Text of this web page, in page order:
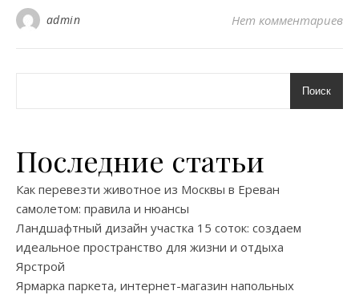
admin Нет комментариев
Поиск
Последние статьи
Как перевезти животное из Москвы в Ереван
самолетом: правила и нюансы
Ландшафтный дизайн участка 15 соток: создаем
идеальное пространство для жизни и отдыха
Ярстрой
Ярмарка паркета, интернет-магазин напольных